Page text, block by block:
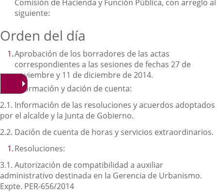
Comisión de Hacienda y Función Pública, con arreglo al
siguiente:
Orden del día
Aprobación de los borradores de las actas
correspondientes a las sesiones de fechas 27 de
noviembre y 11 de diciembre de 2014.
Información y dación de cuenta:
2.1. Información de las resoluciones y acuerdos adoptados
por el alcalde y la Junta de Gobierno.
2.2. Dación de cuenta de horas y servicios extraordinarios.
Resoluciones:
3.1. Autorización de compatibilidad a auxiliar
administrativo destinada en la Gerencia de Urbanismo.
Expte. PER-656/2014